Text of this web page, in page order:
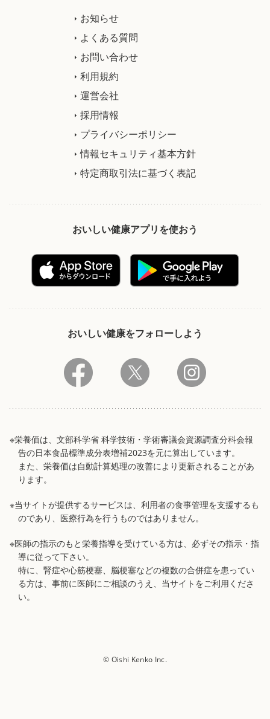
お知らせ
よくある質問
お問い合わせ
利用規約
運営会社
採用情報
プライバシーポリシー
情報セキュリティ基本方針
特定商取引法に基づく表記
おいしい健康アプリを使おう
おいしい健康をフォローしよう
※栄養価は、文部科学省 科学技術・学術審議会資源調査分科会報
告の日本食品標準成分表増補2023を元に算出しています。
また、栄養価は自動計算処理の改善により更新されることがあ
ります。
※当サイトが提供するサービスは、利用者の食事管理を支援するも
のであり、医療行為を行うものではありません。
※医師の指示のもと栄養指導を受けている方は、必ずその指示・指
導に従って下さい。
特に、腎症や心筋梗塞、脳梗塞などの複数の合併症を患ってい
る方は、事前に医師にご相談のうえ、当サイトをご利用くださ
い。
© Oishi Kenko Inc.